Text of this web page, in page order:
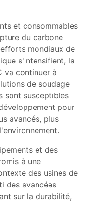
et consommables
du carbone
mondiaux de
s'intensifient, la
va continuer à
de soudage
sont susceptibles
pour
avancés, plus
et des
à une
des usines de
des avancées
sur la durabilité,